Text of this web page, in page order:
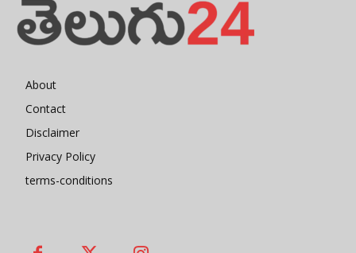
About
Contact
Disclaimer
Privacy Policy
terms-conditions